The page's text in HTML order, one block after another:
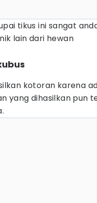
tikus ini sangat
lain dari hewan
kotoran karena
yang dihasilkan pun